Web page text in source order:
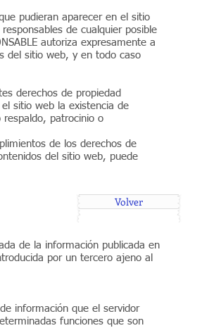
pudieran aparecer en el sitio
de cualquier posible
autoriza expresamente a
del sitio web, y en todo caso
derechos de propiedad
sitio web la existencia de
respaldo, patrocinio o
de los derechos de
del sitio web, puede
de la información publicada en
por un tercero ajeno al
información que el servidor
funciones que son
Volver